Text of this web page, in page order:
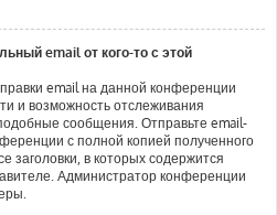
email от кого-то с этой
email на данной конференции
и возможность отслеживания
сообщения. Отправьте email-
с полной копией полученного
заголовки, в которых содержится
Администратор конференции